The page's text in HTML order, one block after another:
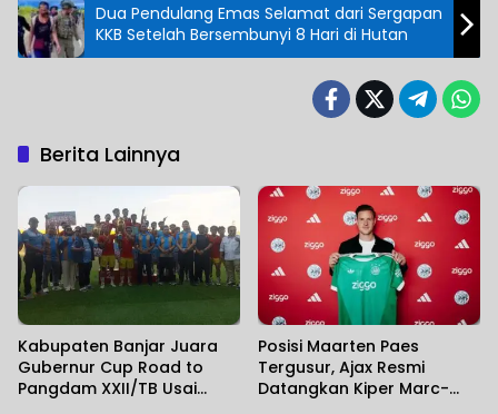
Dua Pendulang Emas Selamat dari Sergapan
KKB Setelah Bersembunyi 8 Hari di Hutan
Berita Lainnya
Kabupaten Banjar Juara
Gubernur Cup Road to
Pangdam XXII/TB Usai
Posisi Maarten Paes
Tergusur, Ajax Resmi
Datangkan Kiper Marc-